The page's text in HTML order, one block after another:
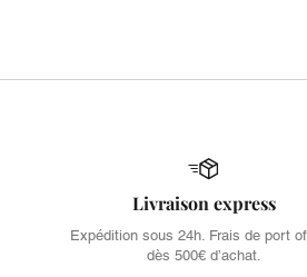
Livraison express
Expédition sous 24h. Frais de port
dès 500€ d’achat.